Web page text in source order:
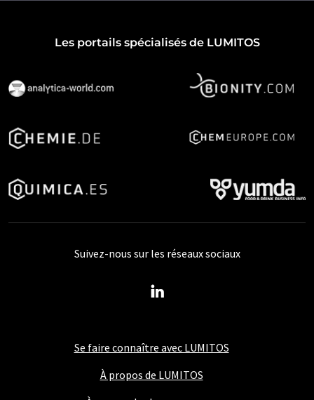
Les portails spécialisés de LUMITOS
Se faire connaître avec LUMITOS
À propos de LUMITOS
Suivez-nous sur les réseaux sociaux